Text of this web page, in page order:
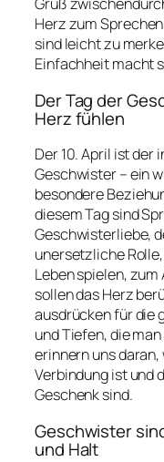
Gruß
Herz zum
sind leicht zu
Einfachheit macht
Der Tag der
Herz fühlen
Der 10. April ist der
Geschwister – ein
besondere
diesem Tag sind
Geschwisterliebe,
unersetzliche
Leben spielen,
sollen das Herz
ausdrücken für die
und Tiefen, die
erinnern uns
Verbindung ist und
Geschenk sind.
Geschwister
und Halt